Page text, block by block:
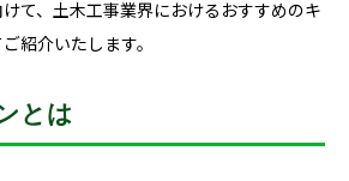
て、土木工事業界におけるおすすめのキ
紹介いたします。
とは